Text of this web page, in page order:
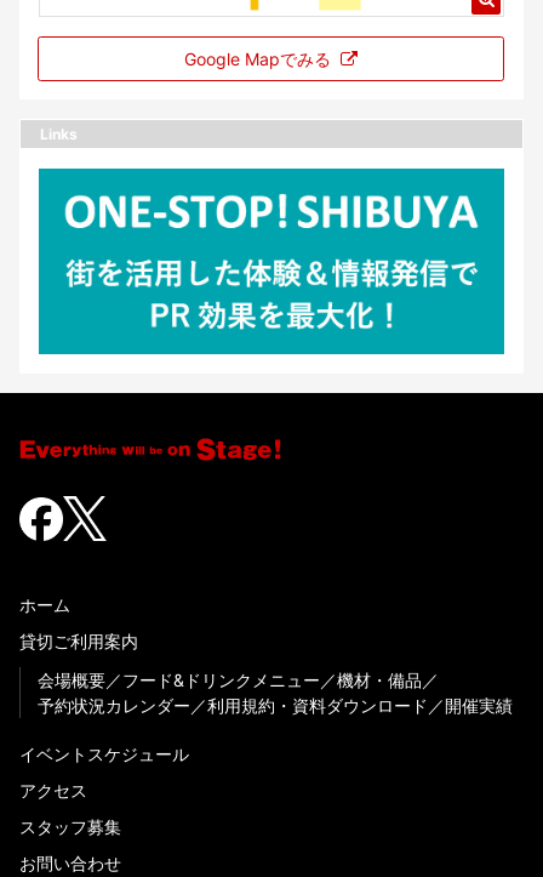
Google Mapでみる
Links
ホーム
貸切ご利用案内
会場概要
フード&ドリンクメニュー
機材・備品
予約状況カレンダー
利用規約・資料ダウンロード 開催実績
イベントスケジュール
アクセス
スタッフ募集
お問い合わせ